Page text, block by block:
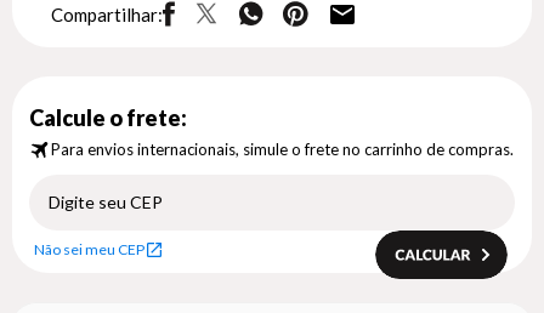
Compartilhar:
Calcule o frete:
Para envios internacionais, simule o frete no carrinho de compras.
Não sei meu CEP